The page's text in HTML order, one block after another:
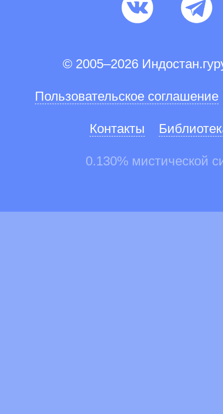
© 2005–2026
Пользовательское соглашение
Контакты
0.130% мистической